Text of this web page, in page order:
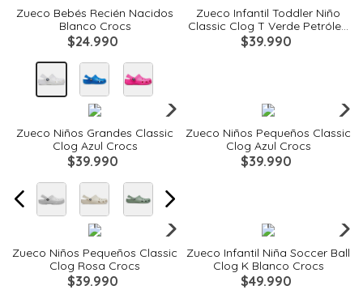
Zueco Bebés Recién Nacidos
Blanco Crocs
$24.990
Zueco Infantil Toddler Niño
Classic Clog T Verde Petróleo
Crocs
$39.990
Quickview
Zueco Niños Grandes Classic
Clog Azul Crocs
$39.990
Quickview
Zueco Niños Pequeños Classic
Clog Azul Crocs
$39.990
Quickview
Zueco Niños Pequeños Classic
Clog Rosa Crocs
$39.990
Quickview
Zueco Infantil Niña Soccer Ball
Clog K Blanco Crocs
$49.990